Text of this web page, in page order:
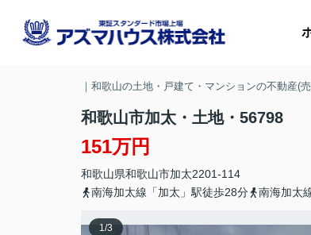
｜和歌山の土地・戸建て・マンションの不動産(
和歌山市加太・土地・56798
151万円
和歌山県和歌山市加太2201-114
南海加太線「加太」駅徒歩28分
南海加太
1 /3